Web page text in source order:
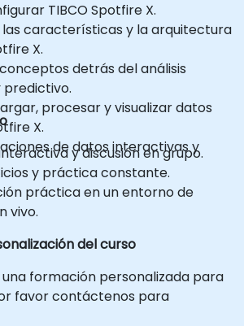
TIBCO Spotfire X.
características y la arquitectura
X.
detrás del análisis
procesar y visualizar datos
X.
de datos interactivas y
y discusión en grupo.
y práctica constante.
práctica en un entorno de
vivo.
del curso
formación personalizada para
favor contáctenos para